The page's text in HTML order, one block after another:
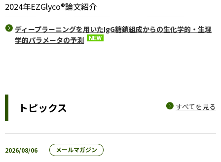
2024年EZGlyco®論文紹介
ディープラーニングを用いたIgG糖鎖組成からの生化学的・生理
学的パラメータの予測
トピックス すべてを見る
2026/08/06 メールマガジン